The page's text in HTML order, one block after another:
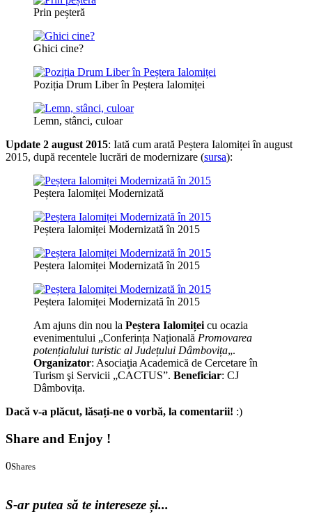
Prin peșteră
Ghici cine?
Poziția Drum Liber în Peștera Ialomiței
Lemn, stânci, culoar
Update 2 august 2015: Iată cum arată Peștera Ialomiței în august
2015, după recentele lucrări de modernizare (sursa):
Peștera Ialomiței Modernizată
Peștera Ialomiței Modernizată în 2015
Peștera Ialomiței Modernizată în 2015
Peștera Ialomiței Modernizată în 2015
Am ajuns din nou la Peștera Ialomiței cu ocazia
evenimentului „Conferința Națională Promovarea
potențialului turistic al Județului Dâmbovița„.
Organizator: Asociaţia Academică de Cercetare în
Turism şi Servicii „CACTUS”. Beneficiar: CJ
Dâmbovița.
Dacă v-a plăcut, lăsați-ne o vorbă, la comentarii! :)
Share and Enjoy !
0Shares
S-ar putea să te intereseze și...